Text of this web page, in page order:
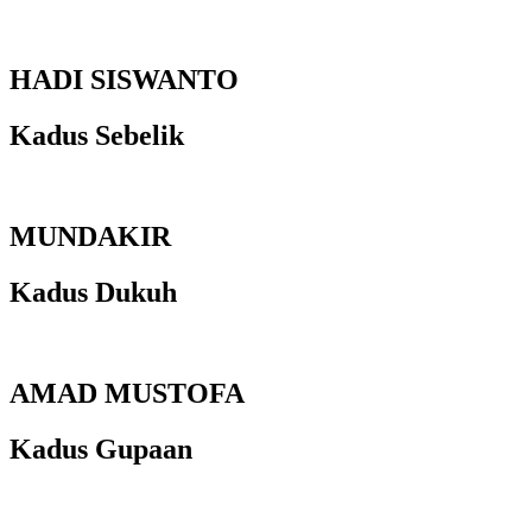
HADI SISWANTO
Kadus Sebelik
MUNDAKIR
Kadus Dukuh
AMAD MUSTOFA
Kadus Gupaan